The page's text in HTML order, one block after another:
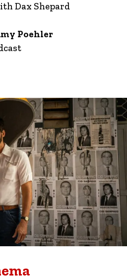
Dax Shepard
Poehler